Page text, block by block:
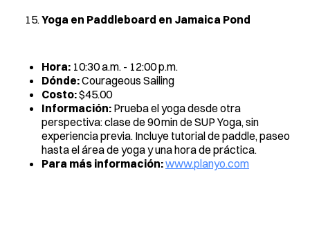
Yoga en Paddleboard en Jamaica Pond
Hora: 10:30 a.m. - 12:00 p.m.
Dónde:Courageous Sailing
Costo:$45.00
Información: Prueba el yoga desde otra
perspectiva: clase de 90 min de SUP Yoga, sin
experiencia previa. Incluye tutorial de paddle, paseo
hasta el área de yoga y una hora de práctica.
Para más información:www.planyo.com